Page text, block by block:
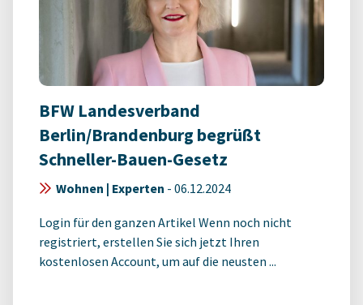
BFW Landesverband
Berlin/Brandenburg begrüßt
Schneller-Bauen-Gesetz
Wohnen | Experten - 06.12.2024
Login für den ganzen Artikel Wenn noch nicht
registriert, erstellen Sie sich jetzt Ihren
kostenlosen Account, um auf die neusten ...